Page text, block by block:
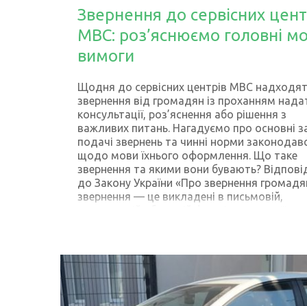
Звернення до сервісних
МВС: роз’яснюємо головні
вимоги
Щодня до сервісних центрів МВС
звернення від громадян із проханням
консультації, роз’яснення або рішення з
важливих питань. Нагадуємо про основні
подачі звернень та чинні норми
щодо мови їхнього оформлення. Що таке
звернення та якими вони бувають?
до Закону України «Про звернення
звернення — це викладені в письмовій,
особистому прийомі або за допомогою
телефонних «гарячих ліній»), письмові
поштою чи передані особисто) та